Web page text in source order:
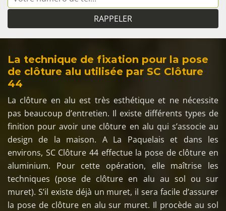
La technique de fixation pour la pose
de clôture alu utilisée par SC Clôture
44
La clôture en alu est très esthétique et ne nécessite
pas beaucoup d’entretien. Il existe différents types de
finition pour avoir une clôture en alu qui s’associe au
design de la maison. A La Paquelais et dans les
environs, SC Clôture 44 effectue la pose de clôture en
aluminium. Pour cette opération, elle maîtrise les
techniques (pose de clôture en alu au sol ou sur
muret). S’il existe déjà un muret, il sera facile d’assurer
la pose de clôture en alu sur muret. Il procède au sol